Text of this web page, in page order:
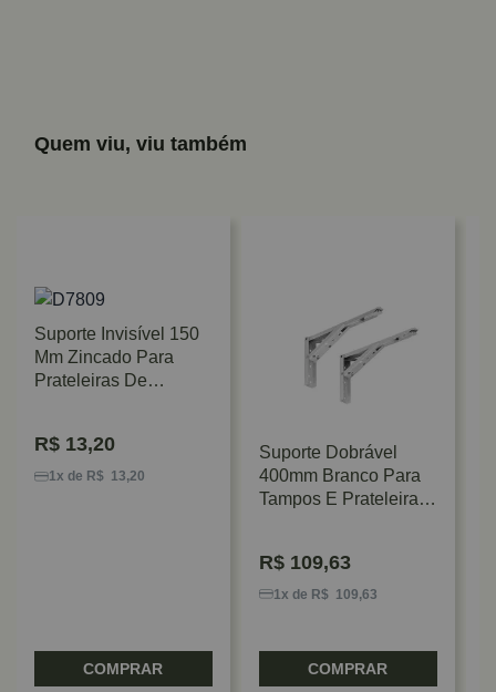
Quem viu, viu também
Suporte Invisível 150
Mm Zincado Para
Prateleiras De
R$ 13,20
1x de R$ 13,20
COMPRAR
Suporte Dobrável
400mm Branco Para
Tampos E Prateleiras
R$ 109,63
1x de R$ 109,63
COMPRAR